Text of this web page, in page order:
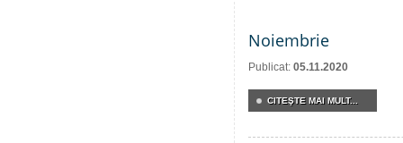
Noiembrie
Publicat: 05.11.2020
CITEŞTE MAI MULT...